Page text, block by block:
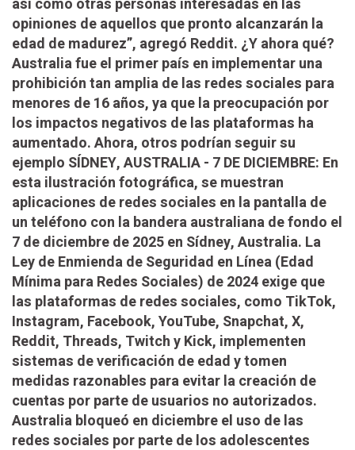
así como otras personas interesadas en las
opiniones de aquellos que pronto alcanzarán la
edad de madurez”, agregó Reddit. ¿Y ahora qué?
Australia fue el primer país en implementar una
prohibición tan amplia de las redes sociales para
menores de 16 años, ya que la preocupación por
los impactos negativos de las plataformas ha
aumentado. Ahora, otros podrían seguir su
ejemplo SÍDNEY, AUSTRALIA - 7 DE DICIEMBRE: En
esta ilustración fotográfica, se muestran
aplicaciones de redes sociales en la pantalla de
un teléfono con la bandera australiana de fondo el
7 de diciembre de 2025 en Sídney, Australia. La
Ley de Enmienda de Seguridad en Línea (Edad
Mínima para Redes Sociales) de 2024 exige que
las plataformas de redes sociales, como TikTok,
Instagram, Facebook, YouTube, Snapchat, X,
Reddit, Threads, Twitch y Kick, implementen
sistemas de verificación de edad y tomen
medidas razonables para evitar la creación de
cuentas por parte de usuarios no autorizados.
Australia bloqueó en diciembre el uso de las
redes sociales por parte de los adolescentes